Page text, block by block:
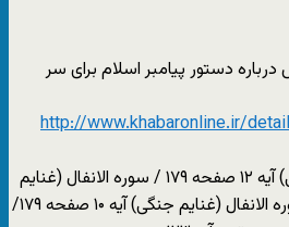
دستور پیامبر اسلام برای سر
http://www.khabaronline.ir/
۳- سوره الانفال (غنایم جنگی) آیه ۱۲ صفحه ۱۷۹ / سوره الانفال (غنایم
جنگی) آیه ۱۳ صفحه ۱۷۹/ سوره الانفال (غنایم جنگی) آیه ۱۰ صفحه ۱۷۹/